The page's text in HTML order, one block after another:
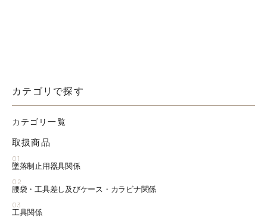
カテゴリで探す
カテゴリ一覧
取扱商品
01
墜落制止用器具関係
02
腰袋・工具差し及びケース・カラビナ関係
03
工具関係